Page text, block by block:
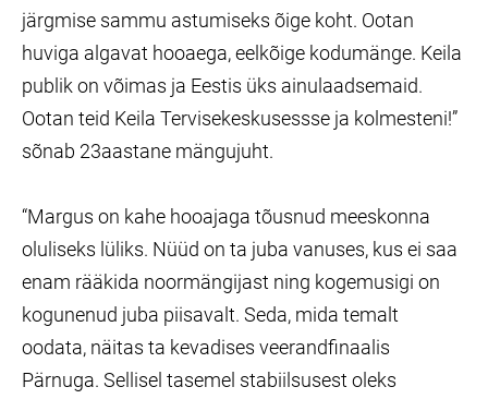
järgmise sammu astumiseks õige koht. Ootan
huviga algavat hooaega, eelkõige kodumänge. Keila
publik on võimas ja Eestis üks ainulaadsemaid.
Ootan teid Keila Tervisekeskusessse ja kolmesteni!”
sõnab 23aastane mängujuht.
“Margus on kahe hooajaga tõusnud meeskonna
oluliseks lüliks. Nüüd on ta juba vanuses, kus ei saa
enam rääkida noormängijast ning kogemusigi on
kogunenud juba piisavalt. Seda, mida temalt
oodata, näitas ta kevadises veerandfinaalis
Pärnuga. Sellisel tasemel stabiilsusest oleks